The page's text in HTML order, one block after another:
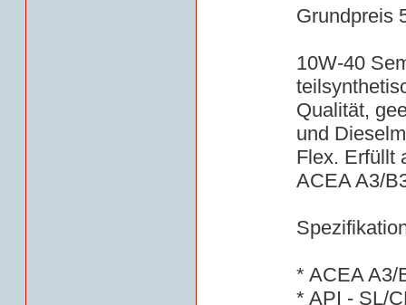
Grundpreis
10W-40
Qualität,
und
Flex. Erfüllt
ACEA A3/
* ACEA A3/
* API - SL/